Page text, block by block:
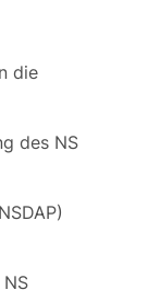
die
des NS